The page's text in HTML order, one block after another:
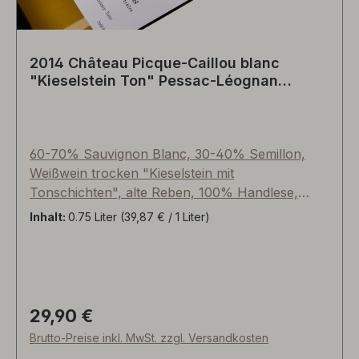
2014 Château Picque-Caillou blanc
"Kieselstein Ton" Pessac-Léognan
60-70% Sauvignon Blanc, 30-40% Semillon,
Weißwein trocken "Kieselstein mit
Tonschichten", alte Reben, 100% Handlese,
Vergärung im gebrauchten Barrique, Reifezeit
kontrolliert und begleitet. Internationale Kritik mit
18,00/20 im WEINWISSSER durch
Chefredakteur Guiseppe Lauria (2020er)
Inhalt: 0.75 Liter (39,87 € / 1 Liter)
Regulärer Preis:
29,90 €
Brutto-Preise inkl. MwSt. zzgl. Versandkosten